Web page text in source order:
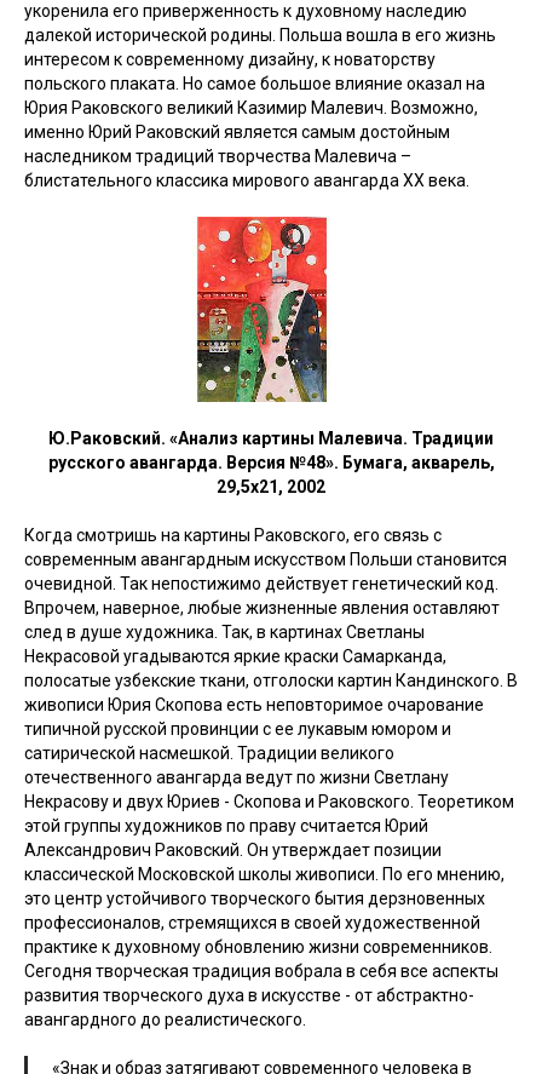
укоренила его приверженность к духовному наследию
далекой исторической родины. Польша вошла в его жизнь
интересом к современному дизайну, к новаторству
польского плаката. Но самое большое влияние оказал на
Юрия Раковского великий Казимир Малевич. Возможно,
именно Юрий Раковский является самым достойным
наследником традиций творчества Малевича –
блистательного классика мирового авангарда XX века.
Ю.Раковский. «Анализ картины Малевича. Традиции
русского авангарда. Версия №48». Бумага, акварель,
29,5х21, 2002
Когда смотришь на картины Раковского, его связь с
современным авангардным искусством Польши становится
очевидной. Так непостижимо действует генетический код.
Впрочем, наверное, любые жизненные явления оставляют
след в душе художника. Так, в картинах Светланы
Некрасовой угадываются яркие краски Самарканда,
полосатые узбекские ткани, отголоски картин Кандинского. В
живописи Юрия Скопова есть неповторимое очарование
типичной русской провинции с ее лукавым юмором и
сатирической насмешкой. Традиции великого
отечественного авангарда ведут по жизни Светлану
Некрасову и двух Юриев - Скопова и Раковского. Теоретиком
этой группы художников по праву считается Юрий
Александрович Раковский. Он утверждает позиции
классической Московской школы живописи. По его мнению,
это центр устойчивого творческого бытия дерзновенных
профессионалов, стремящихся в своей художественной
практике к духовному обновлению жизни современников.
Сегодня творческая традиция вобрала в себя все аспекты
развития творческого духа в искусстве - от абстрактно-
авангардного до реалистического.
«Знак и образ затягивают современного человека в